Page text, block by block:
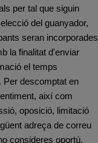
per tal que siguin
del guanyador,
seran incorporades
la finalitat d'enviar
el temps
Per descomptat en
així com
oposició, limitació
adreça de correu
consideres oportú,